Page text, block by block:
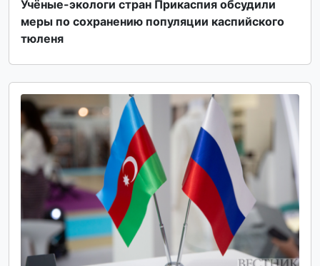
Учёные-экологи стран Прикаспия обсудили
меры по сохранению популяции каспийского
тюленя